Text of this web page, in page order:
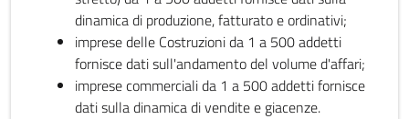
dinamica di produzione, fatturato e ordinativi;
imprese delle Costruzioni da 1 a 500 addetti
fornisce dati sull'andamento del volume d'affari;
imprese commerciali da 1 a 500 addetti fornisce
dati sulla dinamica di vendite e giacenze.